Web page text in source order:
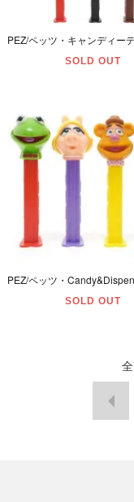
SOLD OUT
SOLD OUT
全